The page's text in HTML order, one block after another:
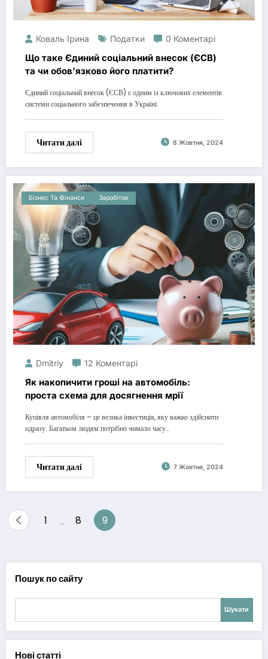
Коваль Ірина Податки 0 Коментарі
Що таке Єдиний соціальний внесок (ЄСВ)
та чи обов’язково його платити?
Єдиний соціальний внесок (ЄСВ) є одним із ключових елементів
системи соціального забезпечення в Україні.
Читати далі 8 Жовтня, 2024
Бізнес Та Фінанси Заробіток
Dmitriy 12 Коментарі
Як накопичити гроші на автомобіль:
проста схема для досягнення мрії
Купівля автомобіля – це велика інвестиція, яку важко здійснити
одразу. Багатьом людям потрібно чимало часу…
Читати далі 7 Жовтня, 2024
Пагінація
1 … 8 9
Пошук по сайту
Шукати
Нові статті